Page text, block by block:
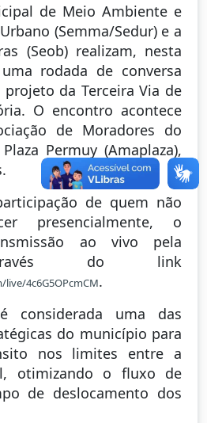
de Meio Ambiente e
(Semma/Sedur) e a
(Seob) realizam, nesta
rodada de conversa
da Terceira Via de
O encontro acontece
de Moradores do
Permuy (Amaplaza),
de quem não
presencialmente, o
ao vivo pela
do link
4c6G5OPcmCM.
considerada uma das
do município para
nos limites entre a
otimizando o fluxo de
de deslocamento dos